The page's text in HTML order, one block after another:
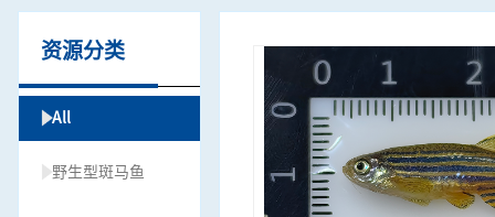
资源分类
All
野生型斑马鱼